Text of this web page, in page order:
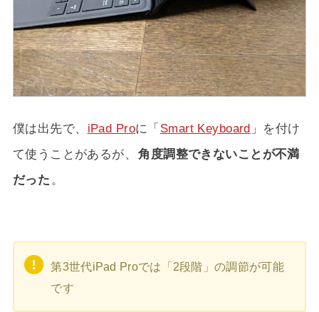
僕は出先で、 iPad Proに「Smart Keyboard 」を付け
て使うことがあるが、 角度調整できないことが不満
だった 。
第3世代iPad Proでは「2段階」の調節が可能
です